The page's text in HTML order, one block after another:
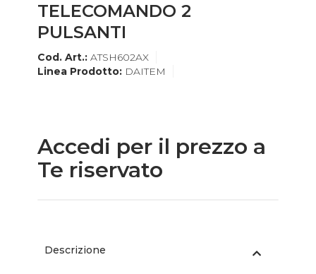
TELECOMANDO 2
PULSANTI
Cod. Art.: ATSH602AX
Linea Prodotto: DAITEM
Accedi per il prezzo a
Te riservato
Descrizione